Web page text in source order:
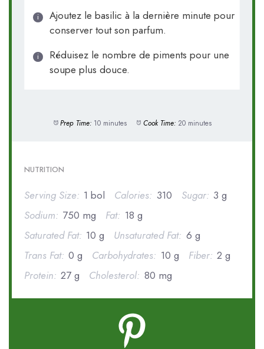
Ajoutez le basilic à la dernière minute pour
conserver tout son parfum.
Réduisez le nombre de piments pour une
soupe plus douce.
Prep Time: 10 minutes Cook Time: 20 minutes
NUTRITION
Serving Size: 1 bol Calories: 310 Sugar: 3 g
Sodium: 750 mg Fat: 18 g
Saturated Fat: 10 g Unsaturated Fat: 6 g
Trans Fat: 0 g Carbohydrates: 10 g Fiber: 2 g
Protein: 27 g Cholesterol: 80 mg